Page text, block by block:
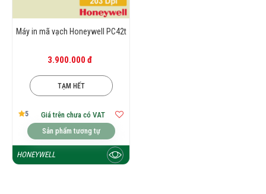
Máy in mã vạch Honeywell PC42t
3.900.000 đ
TẠM HẾT
5
Giá trên chưa có VAT
Sản phẩm tương tự
HONEYWELL